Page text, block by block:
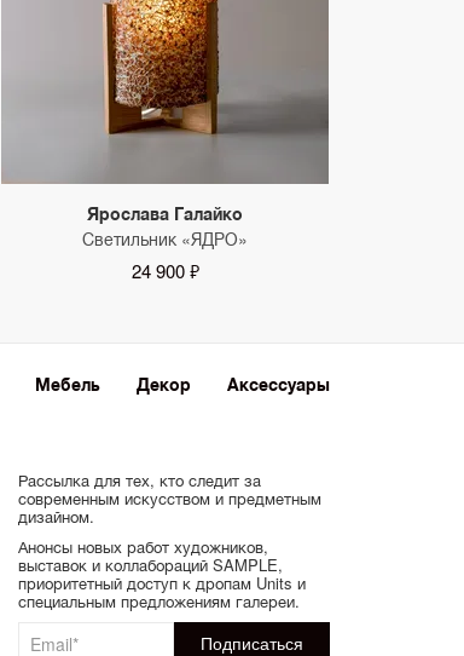
Ярослава Галайко
Светильник «ЯДРО»
24 900 ₽
Мебель Декор Аксессуары
Рассылка для тех, кто следит за
современным искусством и предметным
дизайном.
Анонсы новых работ художников,
выставок и коллабораций SAMPLE,
приоритетный доступ к дропам Units и
специальным предложениям галереи.